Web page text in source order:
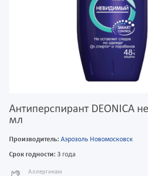
Антиперспирант DEONICA
мл
Производитель: Аэрозоль Новомосковск
Срок годности: 3 года
Аллергикам